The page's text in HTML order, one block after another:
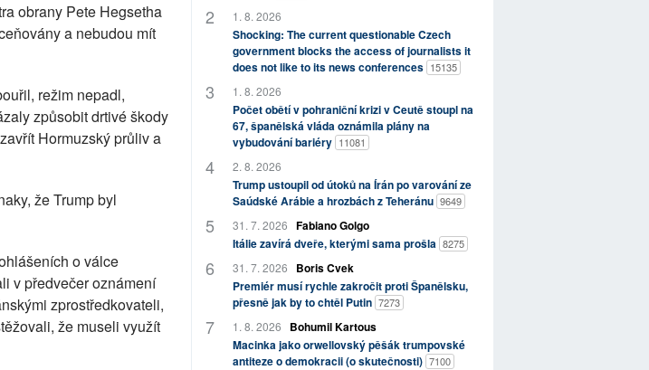
obrany Pete Hegsetha
a nebudou mít
režim nepadl,
způsobit drtivé škody
Hormuzský průliv a
že Trump byl
o válce
v předvečer oznámení
zprostředkovateli,
že museli využít
1. 8. 2026
Shocking: The current questionable Czech
government blocks the access of journalists it
does not like to its news conferences 15135
1. 8. 2026
Počet obětí v pohraniční krizi v Ceutě stoupl na
67, španělská vláda oznámila plány na
vybudování bariéry 11081
2. 8. 2026
Trump ustoupil od útoků na Írán po varování ze
Saúdské Arábie a hrozbách z Teheránu 9649
31. 7. 2026 Fabiano Golgo
Itálie zavírá dveře, kterými sama prošla 8275
31. 7. 2026
Boris Cvek
Premiér musí rychle zakročit proti Španělsku,
přesně jak by to chtěl Putin 7273
1. 8. 2026
Bohumil Kartous
Macinka jako orwellovský pěšák trumpovské
antiteze o demokracii (o skutečnosti) 7100